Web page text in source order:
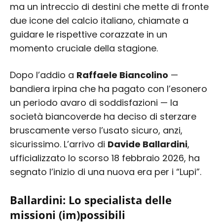
ma un intreccio di destini che mette di fronte
due icone del calcio italiano, chiamate a
guidare le rispettive corazzate in un
momento cruciale della stagione.
Dopo l’addio a Raffaele Biancolino —
bandiera irpina che ha pagato con l’esonero
un periodo avaro di soddisfazioni — la
società biancoverde ha deciso di sterzare
bruscamente verso l’usato sicuro, anzi,
sicurissimo. L’arrivo di Davide Ballardini,
ufficializzato lo scorso 18 febbraio 2026, ha
segnato l’inizio di una nuova era per i “Lupi”.
Ballardini: Lo specialista delle
missioni (im)possibili